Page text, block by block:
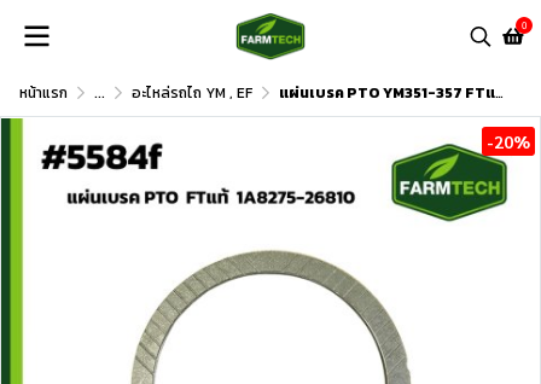
0
หน้าแรก ... อะไหล่รถไถ YM , EF แผ่นเบรค PTO YM351-357 FTแท้ 1A8275-26810
-20%